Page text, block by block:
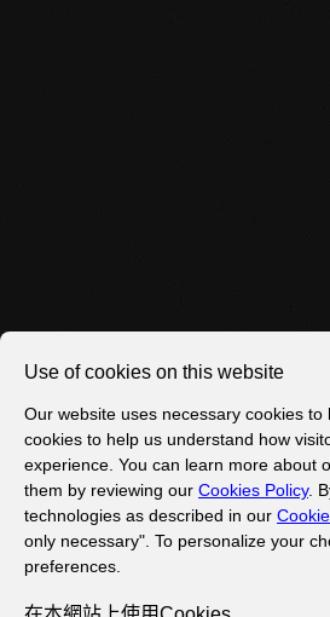
关于《枪火重生》手游
《枪火重生》手游是一款融合了第一
关游戏。玩家在游戏里可以操纵不同
进行冒险挑战。既可以单人畅玩，也
Use of cookies on this website
Our website uses necessary cookies
cookies to help us understand how
experience. You can learn more about
them by reviewing our Cookies Policy.
technologies as described in our
only necessary". To personalize your
preferences.